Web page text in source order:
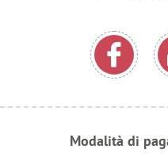
Modalità di